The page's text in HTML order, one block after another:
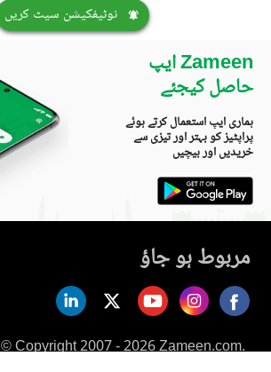
نوٹیفکیشن سیٹ کریں
Zameen ایپ
حاصل کیجئے
ہماری ایپ استعمال کرتے ہوئے
پراپٹیز کو بہتر اور تیزی سے
خریدیں اور بیچیں
مربوط ہو جاؤ
© Copyright 2007 - 2026 Zameen.com.